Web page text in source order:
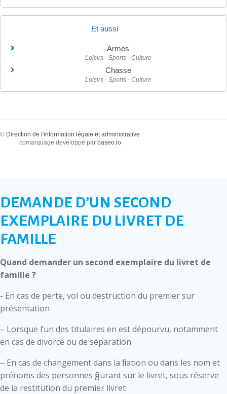
Et aussi
Armes
Loisirs - Sports - Culture
Chasse
Loisirs - Sports - Culture
© Direction de l'information légale et administrative
comarquage developpé par baseo.io
DEMANDE D’UN SECOND
EXEMPLAIRE DU LIVRET DE
FAMILLE
Quand demander un second exemplaire du livret de
famille ?
- En cas de perte, vol ou destruction du premier sur
présentation
– Lorsque l’un des titulaires en est dépourvu, notamment
en cas de divorce ou de séparation
– En cas de changement dans la filiation ou dans les nom et
prénoms des personnes figurant sur le livret, sous réserve
de la restitution du premier livret